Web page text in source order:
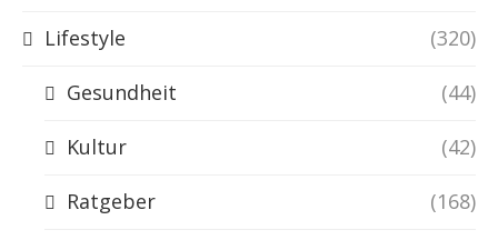
Lifestyle (320)
Gesundheit (44)
Kultur (42)
Ratgeber (168)